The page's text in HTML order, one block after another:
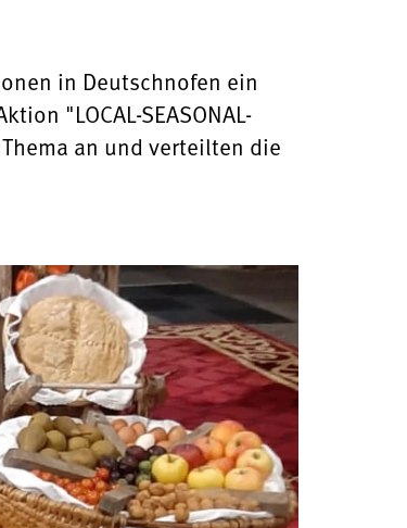
in Deutschnofen ein
"LOCAL-SEASONAL-
Thema an und verteilten die